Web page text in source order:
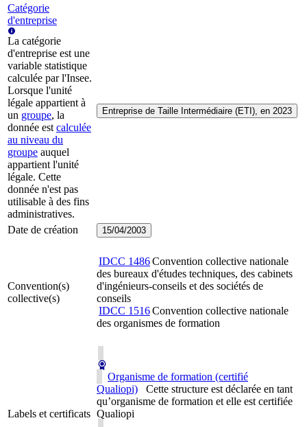
Catégorie
d'entreprise
La catégorie
d'entreprise est une
variable statistique
calculée par l'Insee.
Lorsque l'unité
légale appartient à
un groupe, la
donnée est calculée
au niveau du
groupe auquel
appartient l'unité
légale. Cette
donnée n'est pas
utilisable à des fins
administratives.
Entreprise de Taille Intermédiaire (ETI), en 2023
Date de création 15/04/2003
Convention(s)
collective(s)
IDCC 1486Convention collective nationale
des bureaux d'études techniques, des cabinets
d'ingénieurs-conseils et des sociétés de
conseils
IDCC 1516Convention collective nationale
des organismes de formation
Labels et certificats
Organisme de formation (certifié
Qualiopi)
Cette structure est déclarée en tant
qu’organisme de formation et elle est certifiée
Qualiopi